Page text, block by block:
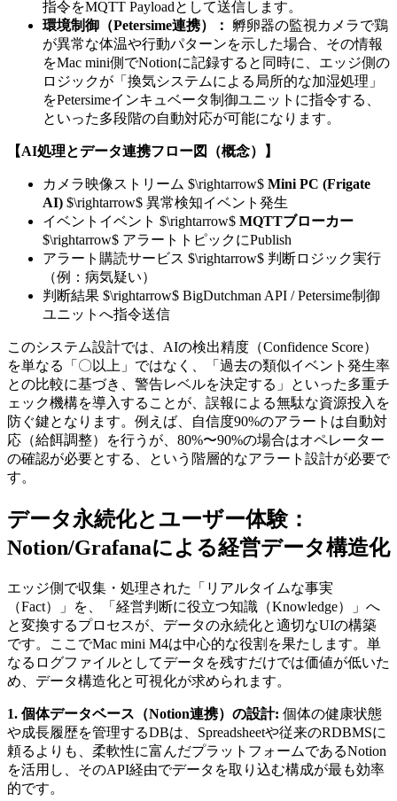
指令をMQTT Payloadとして送信します。
環境制御（Petersime連携）：
孵卵器の監視カメラで鶏
が異常な体温や行動パターンを示した場合、その情報
をMac mini側でNotionに記録すると同時に、エッジ側の
ロジックが「換気システムによる局所的な加湿処理」
をPetersimeインキュベータ制御ユニットに指令する、
といった多段階の自動対応が可能になります。
【AI処理とデータ連携フロー図（概念）】
カメラ映像ストリーム $\rightarrow$ Mini PC (Frigate
AI) $\rightarrow$ 異常検知イベント発生
イベントイベント $\rightarrow$ MQTTブローカー
$\rightarrow$ アラートトピックにPublish
アラート購読サービス $\rightarrow$ 判断ロジック実行
（例：病気疑い）
判断結果 $\rightarrow$ BigDutchman API / Petersime制御
ユニットへ指令送信
このシステム設計では、AIの検出精度（Confidence Score）
を単なる「〇以上」ではなく、「過去の類似イベント発生率
との比較に基づき、警告レベルを決定する」といった多重チ
ェック機構を導入することが、誤報による無駄な資源投入を
防ぐ鍵となります。例えば、自信度90%のアラートは自動対
応（給餌調整）を行うが、80%〜90%の場合はオペレーター
の確認が必要とする、という階層的なアラート設計が必要で
す。
データ永続化とユーザー体験：
Notion/Grafanaによる経営データ構造化
エッジ側で収集・処理された「リアルタイムな事実
（Fact）」を、「経営判断に役立つ知識（Knowledge）」へ
と変換するプロセスが、データの永続化と適切なUIの構築
です。ここでMac mini M4は中心的な役割を果たします。単
なるログファイルとしてデータを残すだけでは価値が低いた
め、データ構造化と可視化が求められます。
1. 個体データベース（Notion連携）の設計: 個体の健康状態
や成長履歴を管理するDBは、Spreadsheetや従来のRDBMSに
頼るよりも、柔軟性に富んだプラットフォームであるNotion
を活用し、そのAPI経由でデータを取り込む構成が最も効率
的です。